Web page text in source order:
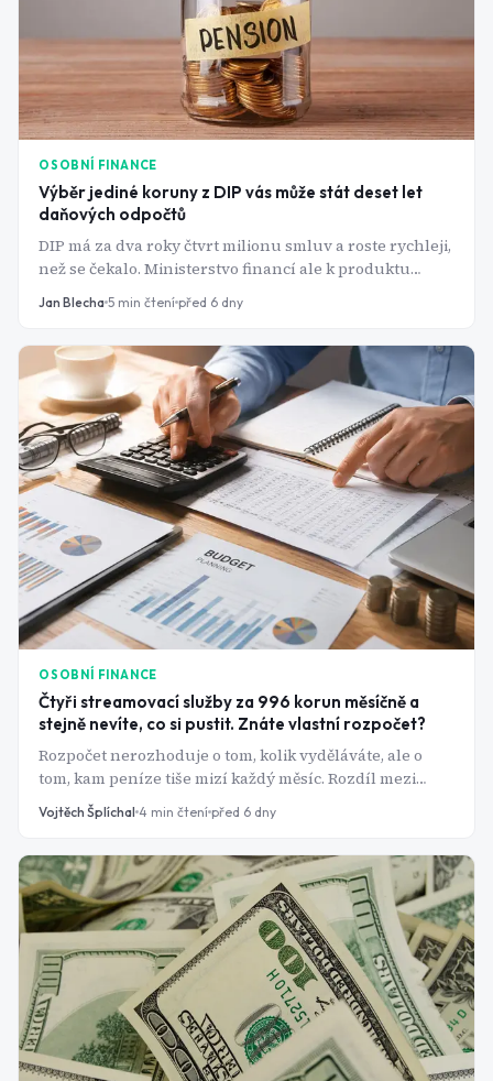
OSOBNÍ FINANCE
Výběr jediné koruny z DIP vás může stát deset let
daňových odpočtů
DIP má za dva roky čtvrt milionu smluv a roste rychleji,
než se čekalo. Ministerstvo financí ale k produktu
vydalo pravidla, ze kterých tři podstatná v žádné
reklamě nenajdete.
Jan Blecha 5 min čtení před 6 dny
OSOBNÍ FINANCE
Čtyři streamovací služby za 996 korun měsíčně a
stejně nevíte, co si pustit. Znáte vlastní rozpočet?
Rozpočet nerozhoduje o tom, kolik vyděláváte, ale o
tom, kam peníze tiše mizí každý měsíc. Rozdíl mezi
fixními a variabilními výdaji je přitom klíč, který většina
lidí nikdy pořádně nepoužije.
Vojtěch Šplíchal 4 min čtení před 6 dny